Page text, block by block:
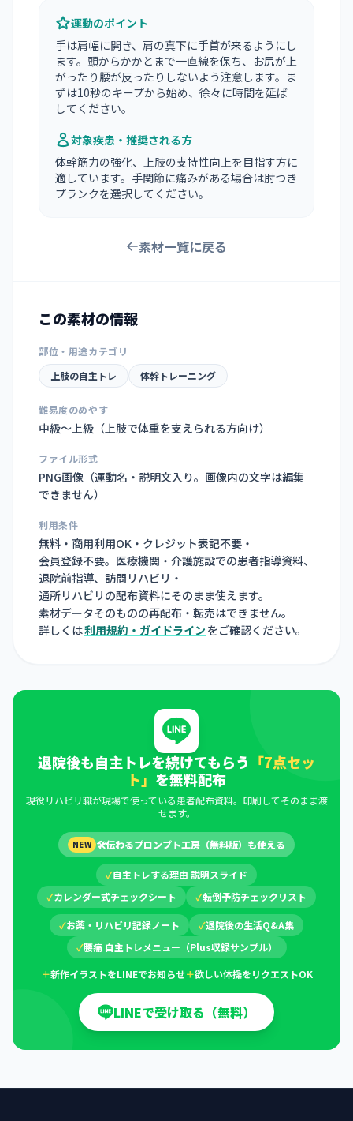
運動のポイント
手は肩幅に開き、肩の真下に手首が来るようにし
ます。頭からかかとまで一直線を保ち、お尻が上
がったり腰が反ったりしないよう注意します。ま
ずは10秒のキープから始め、徐々に時間を延ば
してください。
対象疾患・推奨される方
体幹筋力の強化、上肢の支持性向上を目指す方に
適しています。手関節に痛みがある場合は肘つき
プランクを選択してください。
素材一覧に戻る
この素材の情報
部位・用途カテゴリ
上肢の自主トレ
体幹トレーニング
難易度のめやす
中級〜上級（上肢で体重を支えられる方向け）
ファイル形式
PNG画像（運動名・説明文入り。画像内の文字は編集
できません）
利用条件
無料・商用利用OK・クレジット表記不要・
会員登録不要。医療機関・介護施設での患者指導資料、
退院前指導、訪問リハビリ・
通所リハビリの配布資料にそのまま使えます。
素材データそのものの再配布・転売はできません。
詳しくは利用規約・ガイドライン をご確認ください。
退院後も自主トレを続けてもらう 「7点セッ
ト」 を無料配布
現役リハビリ職が現場で使っている患者配布資料。印刷してそのまま渡
せます。
NEW 🛠伝わるプロンプト工房（無料版）も使える
✓自主トレする理由 説明スライド
✓カレンダー式チェックシート ✓転倒予防チェックリスト
✓お薬・リハビリ記録ノート ✓退院後の生活Q&A集
✓腰痛 自主トレメニュー（Plus収録サンプル）
＋新作イラストをLINEでお知らせ＋欲しい体操をリクエストOK
LINEで受け取る（無料）